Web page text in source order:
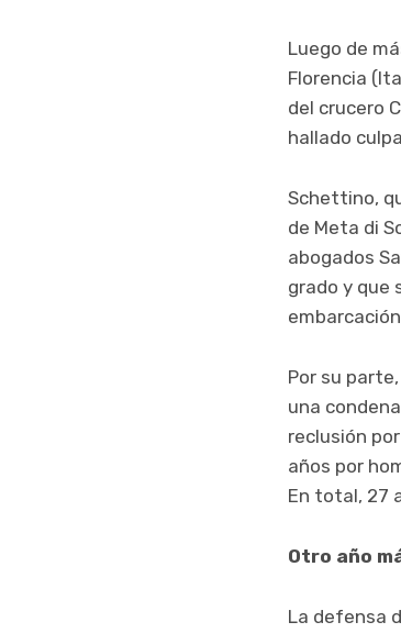
Luego de
Florencia
del crucero
hallado
Schettino,
de Meta di
abogados
grado y que
Por su
una
reclusión
años por
En total, 27
Otro año
La defensa